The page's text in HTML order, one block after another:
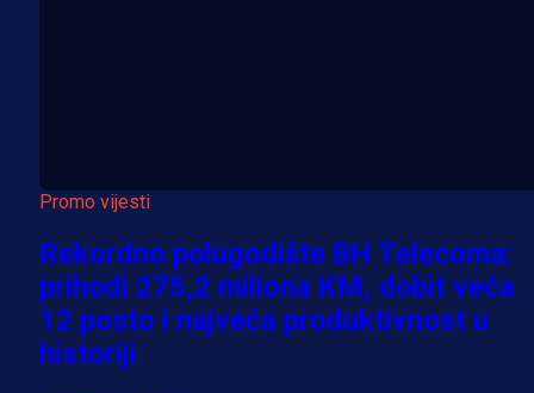
Promo vijesti
Rekordno polugodište BH Telecoma:
prihodi 275,2 miliona KM, dobit veća
12 posto i najveća produktivnost u
historiji